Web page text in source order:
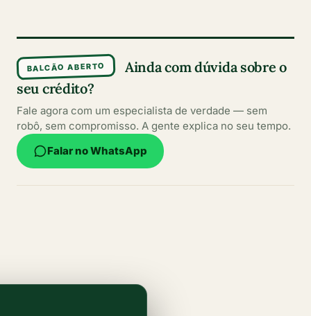
BALCÃO ABERTO
Ainda com dúvida sobre o
seu crédito?
Fale agora com um especialista de verdade — sem
robô, sem compromisso. A gente explica no seu tempo.
Falar no WhatsApp
ajudar você a fazer sempre a melhor escolha.